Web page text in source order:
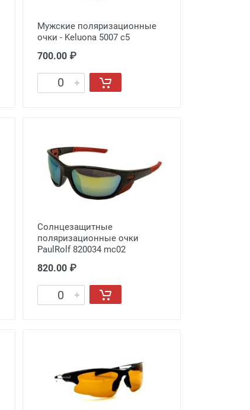
Мужские поляризационные
очки - Keluona 5007 с5
700.00 ₽
Солнцезащитные
поляризационные очки
PaulRolf 820034 mc02
820.00 ₽